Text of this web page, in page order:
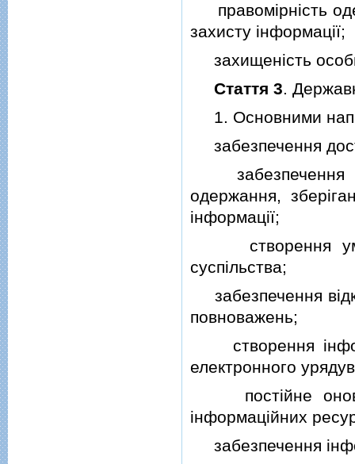
правомiрнiсть
захисту iнформацiї;
захищенiсть особи
Стаття 3.
1. Основними
забезпечення
забезпечення
одержання,
iнформацiї;
створення
суспiльства;
забезпечення
повноважень;
створення
електронного
постiйне
iнформацiйних
забезпечення